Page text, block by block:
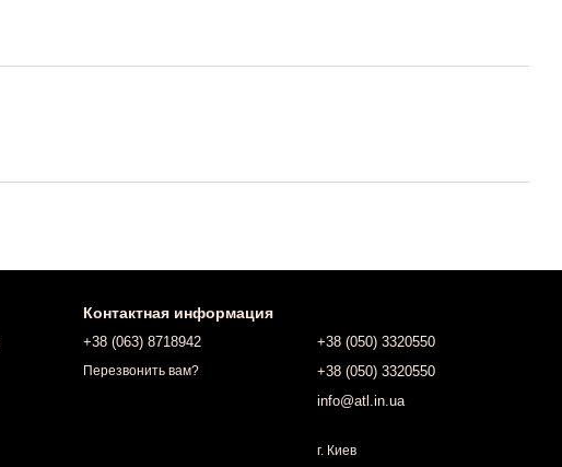
Контактная информация
+38 (063) 8718942
Перезвонить вам?
+38 (050) 3320550
+38 (050) 3320550
info@atl.in.ua
г. Киев